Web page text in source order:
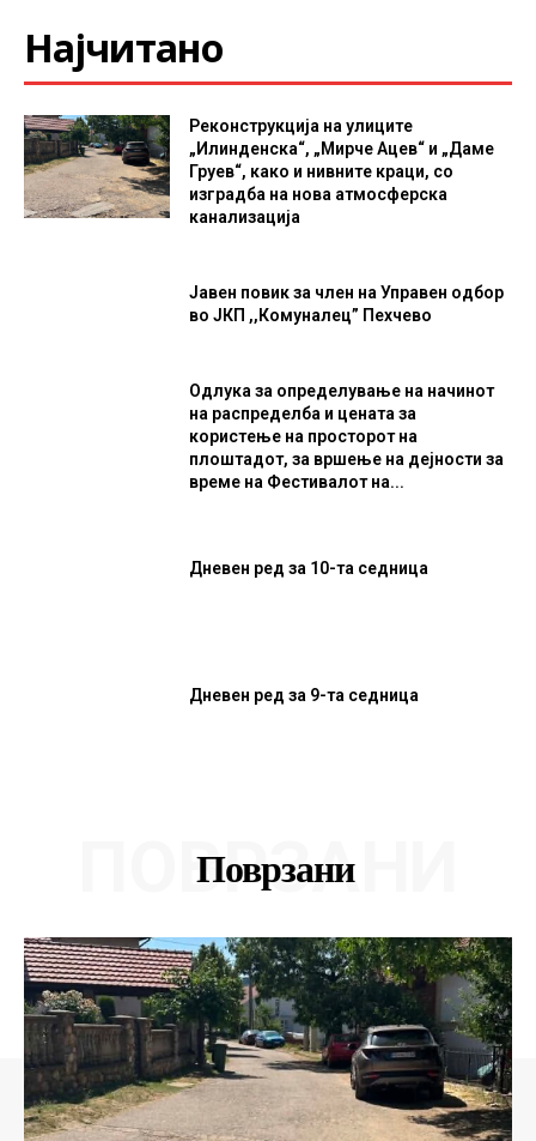
Најчитано
Реконструкција на улиците
„Илинденска“, „Мирче Ацев“ и „Даме
Груев“, како и нивните краци, со
изградба на нова атмосферска
канализација
Јавен повик за член на Управен одбор
во ЈКП ,,Комуналец” Пехчево
Одлука за определување на начинот
на распределба и цената за
користење на просторот на
плоштадот, за вршење на дејности за
време на Фестивалот на...
Дневен ред за 10-та седница
Дневен ред за 9-та седница
Поврзани
ПОВРЗАНИ